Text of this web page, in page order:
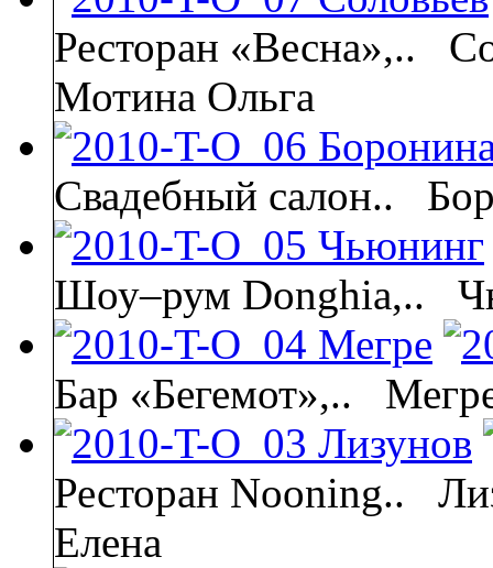
Ресторан «Весна»,..
Мотина Ольга
Свадебный салон..
Шоу–рум Donghia,..
Бар «Бегемот»,..
Ресторан Nooning..
Елена